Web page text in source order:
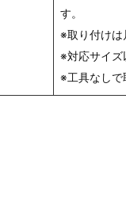
す。
※取り付けは
※対応サイズ
※工具なしで